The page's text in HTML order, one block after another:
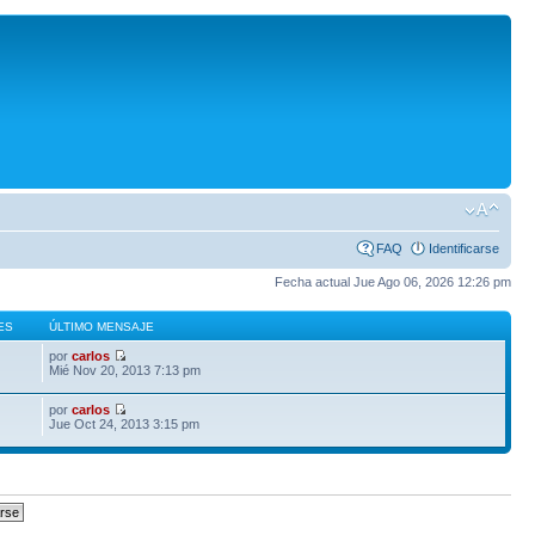
FAQ Identificarse
Fecha actual Jue Ago 06, 2026 12:26 pm
ÚLTIMO MENSAJE
porcarlos
Mié Nov 20, 2013 7:13 pm
porcarlos
Jue Oct 24, 2013 3:15 pm